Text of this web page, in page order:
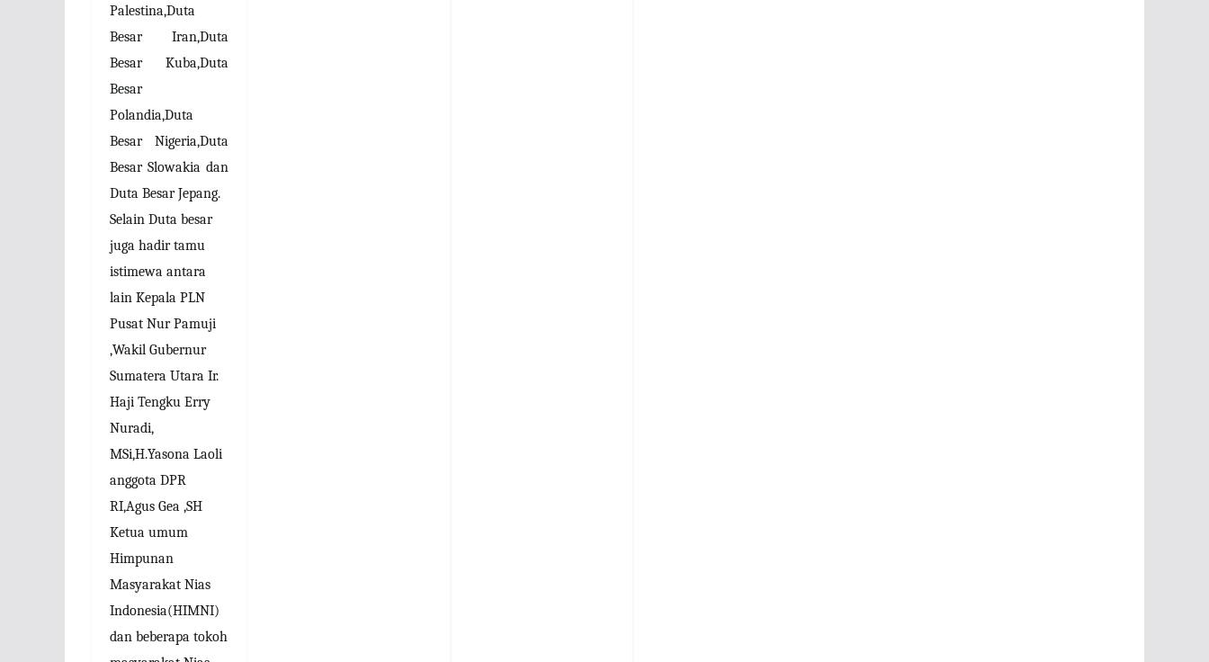
Palestina,Duta
Besar Iran,Duta
Besar Kuba,Duta
Besar
Polandia,Duta
Besar Nigeria,Duta
Besar Slowakia dan
Duta Besar Jepang.
Selain Duta besar
juga hadir tamu
istimewa antara
lain Kepala PLN
Pusat Nur Pamuji
,Wakil Gubernur
Sumatera Utara Ir.
Haji Tengku Erry
Nuradi,
MSi,H.Yasona Laoli
anggota DPR
RI,Agus Gea ,SH
Ketua umum
Himpunan
Masyarakat Nias
Indonesia(HIMNI)
dan beberapa tokoh